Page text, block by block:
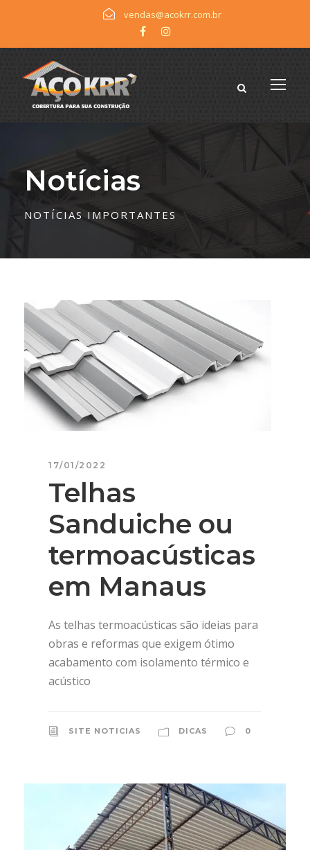
vendas@acokrr.com.br
Notícias
NOTÍCIAS IMPORTANTES
17/01/2022
Telhas
Sanduiche ou
termoacústicas
em Manaus
As telhas termoacústicas são ideias para
obras e reformas que exigem ótimo
acabamento com isolamento térmico e
acústico
SITE NOTICIAS DICAS 0